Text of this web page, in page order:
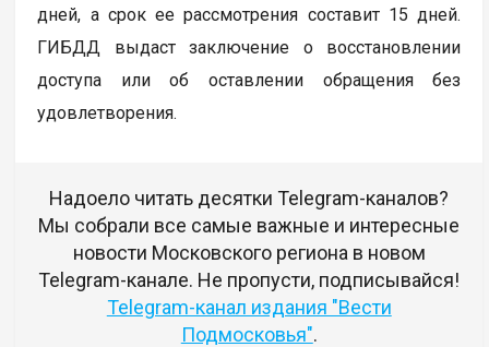
дней, а срок ее рассмотрения составит 15 дней.
ГИБДД выдаст заключение о восстановлении
доступа или об оставлении обращения без
удовлетворения.
Надоело читать десятки Telegram-каналов?
Мы собрали все самые важные и интересные
новости Московского региона в новом
Telegram-канале. Не пропусти, подписывайся!
Telegram-канал издания "Вести
Подмосковья".